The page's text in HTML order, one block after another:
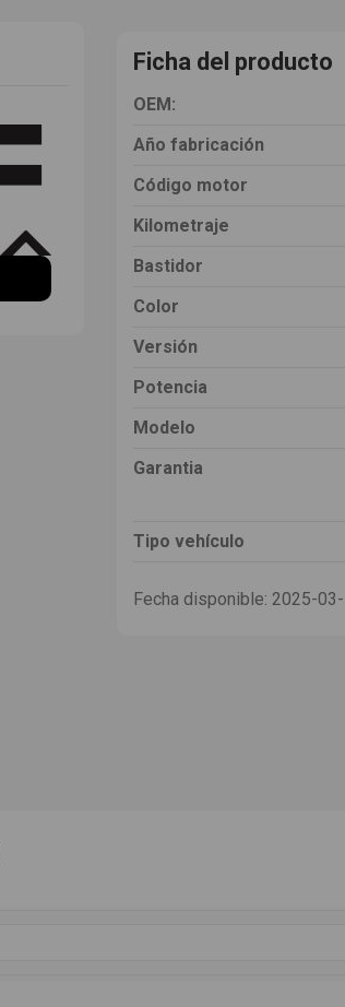
Ficha del producto
OEM:
Año fabricación
Código motor
Kilometraje
Bastidor
Color
Versión
Potencia
Modelo
Garantia
Tipo vehículo
Fecha disponible: 2025-